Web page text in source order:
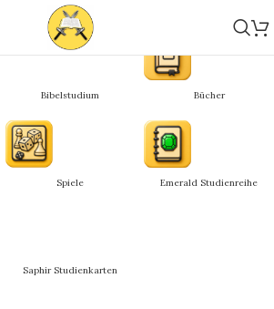
Bibelstudium Bücher
Spiele Emerald Studienreihe
Saphir Studienkarten